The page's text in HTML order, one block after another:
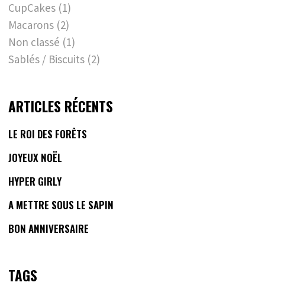
CupCakes (1)
Macarons (2)
Non classé (1)
Sablés / Biscuits (2)
ARTICLES RÉCENTS
LE ROI DES FORÊTS
JOYEUX NOËL
HYPER GIRLY
A METTRE SOUS LE SAPIN
BON ANNIVERSAIRE
TAGS